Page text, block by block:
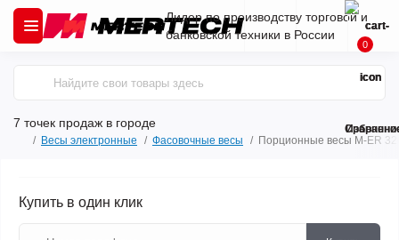
Лидер по производству торговой и
банковской техники в России
7 точек продаж в городе
0
Весы электронные Фасовочные весы Порционные весы M-ER
Купить в один клик